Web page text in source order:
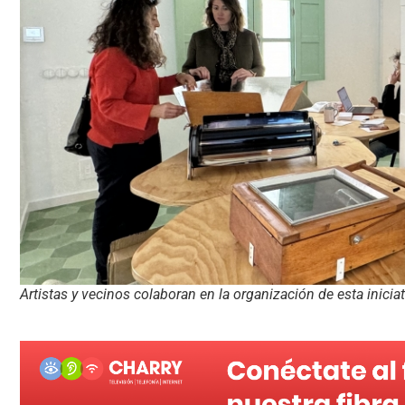
Artistas y vecinos colaboran en la organización de esta